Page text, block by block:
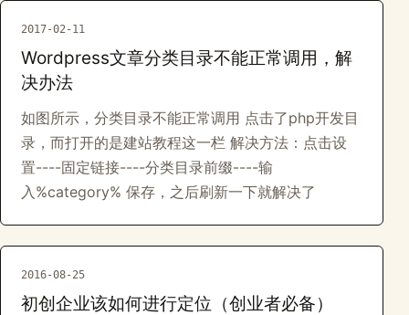
2017-02-11
Wordpress文章分类目录不能正常调用，解
决办法
如图所示，分类目录不能正常调用 点击了php开发目
录，而打开的是建站教程这一栏 解决方法：点击设
置----固定链接----分类目录前缀----输
入%category% 保存，之后刷新一下就解决了
2016-08-25
初创企业该如何进行定位（创业者必备）